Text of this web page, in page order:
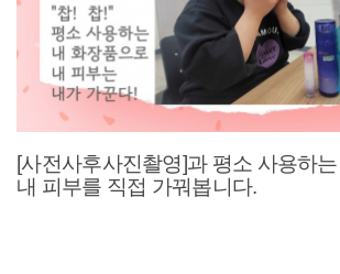
[사전사후사진촬영]과 평소 사용하
내 피부를 직접 가꿔봅니다.